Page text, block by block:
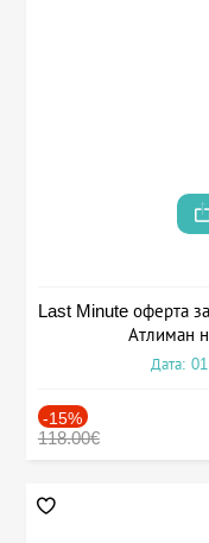
Last Minute оферта
Атлиман
Дата:
-15%
118.00€